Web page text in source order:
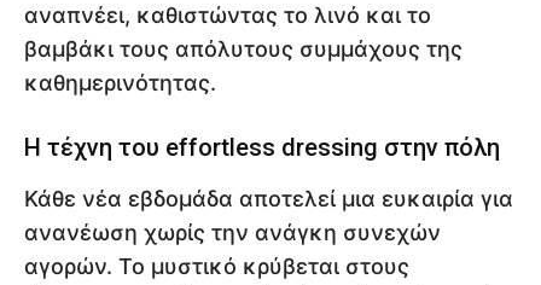
αναπνέει, καθιστώντας το λινό και το
βαμβάκι τους απόλυτους συμμάχους της
καθημερινότητας.
Η τέχνη του effortless dressing στην πόλη
Κάθε νέα εβδομάδα αποτελεί μια ευκαιρία για
ανανέωση χωρίς την ανάγκη συνεχών
αγορών. Το μυστικό κρύβεται στους